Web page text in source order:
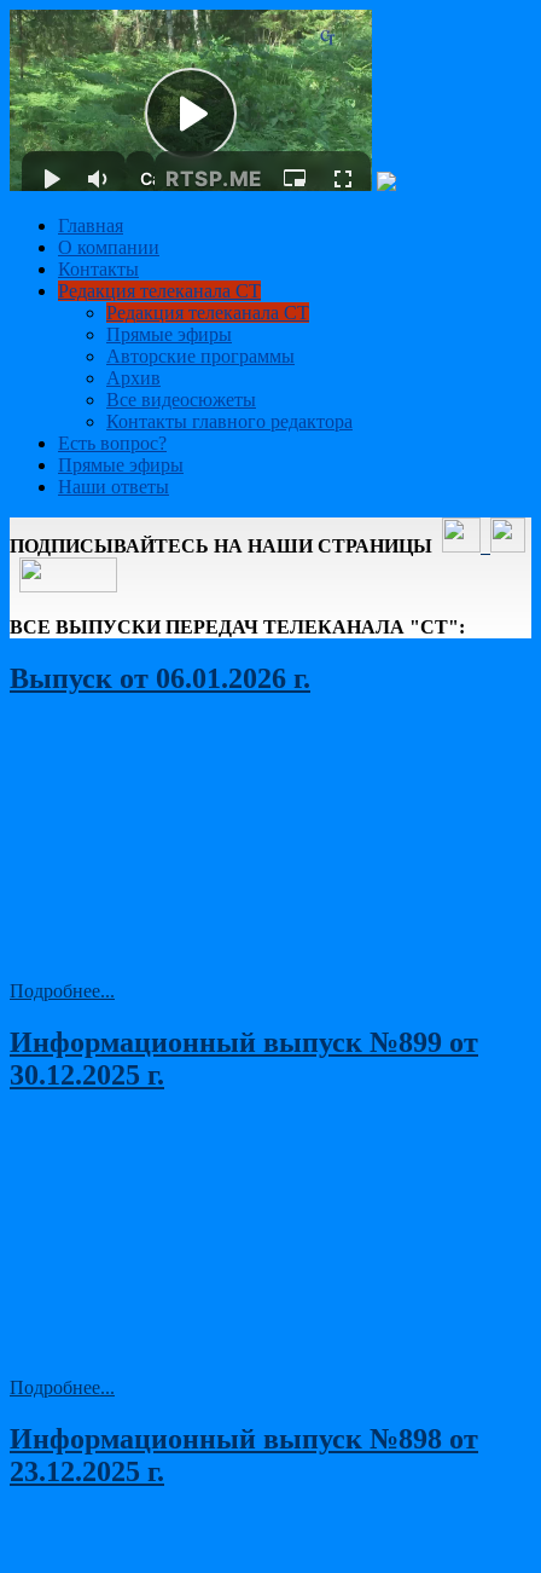
Главная
О компании
Контакты
Редакция телеканала СТ
Редакция телеканала СТ
Прямые эфиры
Авторские программы
Архив
Все видеосюжеты
Контакты главного редактора
Есть вопрос?
Прямые эфиры
Наши ответы
ПОДПИСЫВАЙТЕСЬ НА НАШИ СТРАНИЦЫ
ВСЕ ВЫПУСКИ ПЕРЕДАЧ ТЕЛЕКАНАЛА "СТ":
Выпуск от 06.01.2026 г.
Подробнее...
Информационный выпуск №899 от
30.12.2025 г.
Подробнее...
Информационный выпуск №898 от
23.12.2025 г.